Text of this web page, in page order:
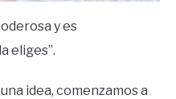
y es
eliges”.
idea, comenzamos a